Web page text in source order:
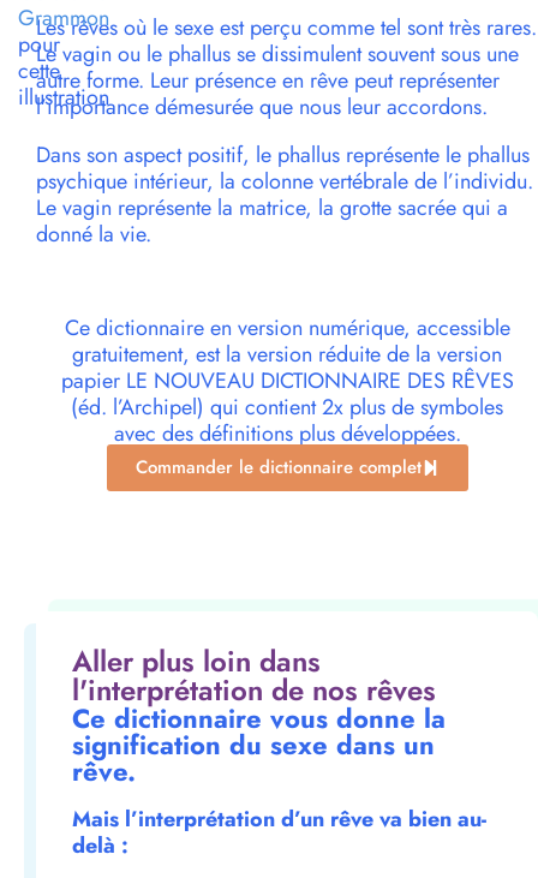
Les rêves où le sexe est perçu comme tel sont très rares.
Le vagin ou le phallus se dissimulent souvent sous une
autre forme. Leur présence en rêve peut représenter
l’importance démesurée que nous leur accordons.
Dans son aspect positif, le phallus représente le phallus
psychique intérieur, la colonne vertébrale de l’individu.
Le vagin représente la matrice, la grotte sacrée qui a
donné la vie.
Ce dictionnaire en version numérique, accessible
gratuitement, est la version réduite de la version
papier LE NOUVEAU DICTIONNAIRE DES RÊVES
(éd. l’Archipel) qui contient 2x plus de symboles
avec des définitions plus développées.
Commander le dictionnaire complet
Aller plus loin dans
l'interprétation de nos rêves
Ce dictionnaire vous donne la
signification du sexe dans un
rêve.
Mais l’interprétation d’un rêve va bien au-
delà :
Grammon
pour
cette
illustration